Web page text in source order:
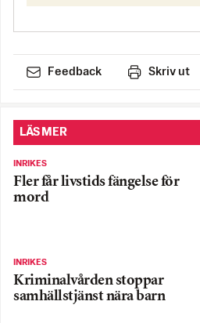
Feedback Skriv ut
LÄS MER
INRIKES
Fler får livstids fängelse för
mord
INRIKES
Kriminalvården stoppar
samhällstjänst nära barn